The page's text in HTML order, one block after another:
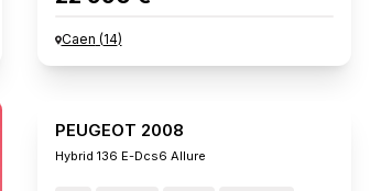
Caen (14)
PEUGEOT 2008
Hybrid 136 E-Dcs6 Allure